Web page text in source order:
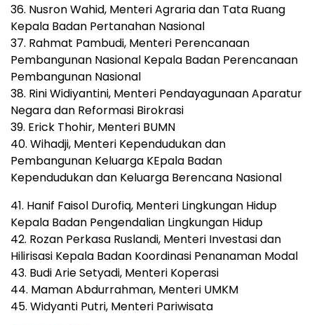
36. Nusron Wahid, Menteri Agraria dan Tata Ruang
Kepala Badan Pertanahan Nasional
37. Rahmat Pambudi, Menteri Perencanaan
Pembangunan Nasional Kepala Badan Perencanaan
Pembangunan Nasional
38. Rini Widiyantini, Menteri Pendayagunaan Aparatur
Negara dan Reformasi Birokrasi
39. Erick Thohir, Menteri BUMN
40. Wihadji, Menteri Kependudukan dan
Pembangunan Keluarga KEpala Badan
Kependudukan dan Keluarga Berencana Nasional
41. Hanif Faisol Durofiq, Menteri Lingkungan Hidup
Kepala Badan Pengendalian Lingkungan Hidup
42. Rozan Perkasa Ruslandi, Menteri Investasi dan
Hilirisasi Kepala Badan Koordinasi Penanaman Modal
43. Budi Arie Setyadi, Menteri Koperasi
44. Maman Abdurrahman, Menteri UMKM
45. Widyanti Putri, Menteri Pariwisata